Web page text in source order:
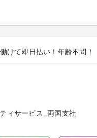
けて即日払い！年齢不問
ィサービス_両国支社